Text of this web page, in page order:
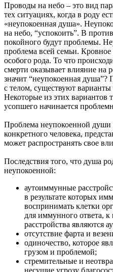
Проводы на небо – это вид
тех ситуациях, когда в роду
«неупокоенная душа».
на небо, “успокоить”. В
покойного будут проблемы.
проблема всей семьи. Кровное
особого рода. То что
смерти оказывает влияние на
значит “неупокоенная душа”?
с телом, существуют варианты
Некоторые из этих вариантов
усопшего начинается
Проблема неупокоенной души
конкретного человека,
может распространять свое
Последствия того, что душа
неупокоенной:
аутоиммунные
в результате которых
воспринимать клетки
для иммунного ответа,
расстройства являются
отсутствие фарта и
одиночество, которое
грузом и проблемой;
стремительные и
несущие угрозу